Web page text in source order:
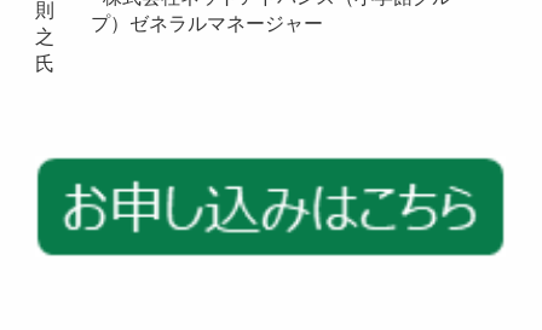
則
之
氏
プ）ゼネラルマネージャー